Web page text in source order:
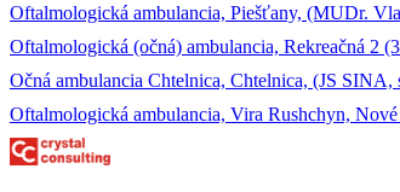
Oftalmologická ambulancia, Piešťany, (MUDr.
Oftalmologická (očná) ambulancia, Rekreačná 2
Očná ambulancia Chtelnica, Chtelnica, (JS SINA,
Oftalmologická ambulancia, Vira Rushchyn,